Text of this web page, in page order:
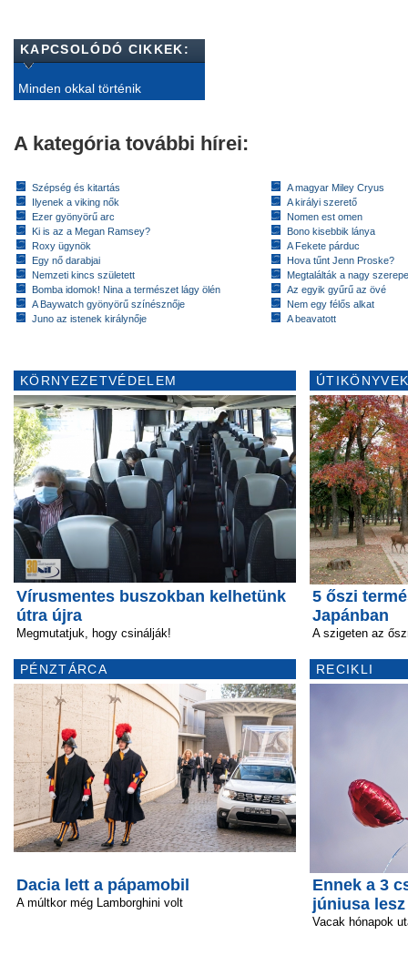
KAPCSOLÓDÓ CIKKEK:
Minden okkal történik
A kategória további hírei:
Szépség és kitartás
Ilyenek a viking nők
Ezer gyönyörű arc
Ki is az a Megan Ramsey?
Roxy ügynök
Egy nő darabjai
Nemzeti kincs született
Bomba idomok! Nina a természet lágy ölén
A Baywatch gyönyörű színésznője
Juno az istenek királynője
A magyar Miley Cryus
A királyi szerető
Nomen est omen
Bono kisebbik lánya
A Fekete párduc
Hova tűnt Jenn Proske?
Megtalálták a nagy
Az egyik gyűrű az övé
Nem egy félős alkat
A beavatott
KÖRNYEZETVÉDELEM
Vírusmentes buszokban kelhetünk
útra újra
Megmutatjuk, hogy csinálják!
PÉNZTÁRCA
Dacia lett a pápamobil
A múltkor még Lamborghini volt
5 őszi
Japánban
A szigeten az
RECIKLI
Ennek a 3
júniusa lesz
Vacak hónapok